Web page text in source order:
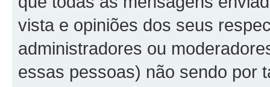
vista e opiniões dos seus
administradores ou
essas pessoas) não sendo por